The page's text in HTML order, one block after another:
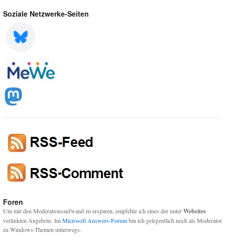
Soziale Netzwerke-Seiten
Foren
Um mir den Moderationsaufwand zu ersparen, empfehle ich eines der unterWebsites
verlinkten Angebote. ImMicrosoft Answers-Forumbin ich gelegentlich noch als Moderator
zu Windows-Themen unterwegs.